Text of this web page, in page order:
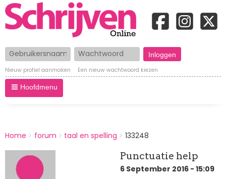
Gebruikersnaam Wachtwoord
Nieuw profiel aanmaken Een nieuw wachtwoord kiezen
Hoofdmenu
BREADCRUMBS
You
here:
Home forum taal en spelling 133248
Punctuatie help
6 September 2016 - 15:09